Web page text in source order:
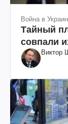
Война в
Тайный
совпали
Виктор